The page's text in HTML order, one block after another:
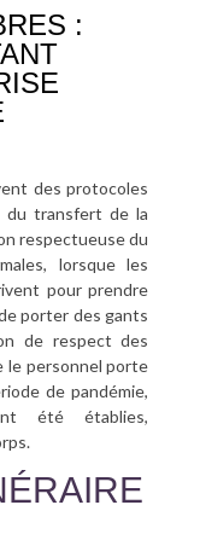
:
des protocoles
du transfert de la
respectueuse du
lorsque les
pour prendre
porter des gants
de respect des
le personnel porte
de pandémie,
été établies,